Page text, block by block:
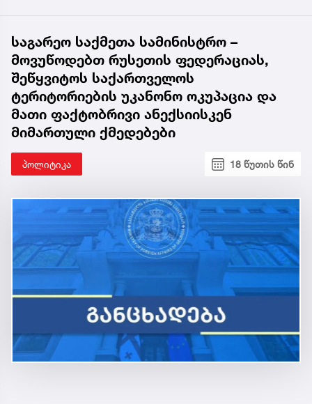
საგარეო საქმეთა სამინისტრო –
მოვუწოდებთ რუსეთის ფედერაციას,
შეწყვიტოს საქართველოს
ტერიტორიების უკანონო ოკუპაცია და
მათი ფაქტობრივი ანექსიისკენ
მიმართული ქმედებები
პოლიტიკა 18 წუთის წინ